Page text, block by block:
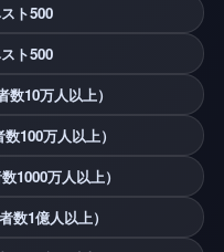
ト500
ト500
10万人以上）
100万人以上）
1000万人以上）
数1億人以上）